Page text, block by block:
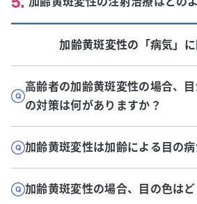
加齢黄斑変性の「病気」
高齢者の加齢黄斑変性の場合、
の対策は何がありますか？
加齢黄斑変性は加齢による目の病
加齢黄斑変性の場合、目の色は